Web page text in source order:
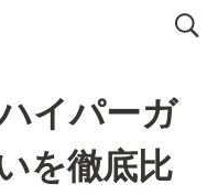
イパーガ
を徹底比